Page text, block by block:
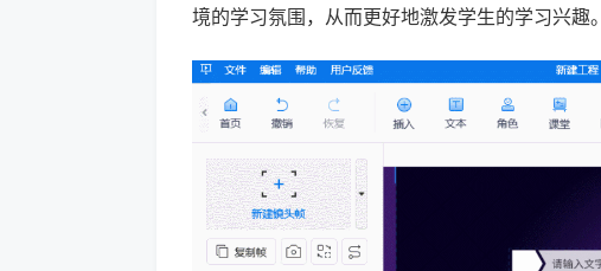
境的学习氛围，从而更好地激发学生的学习兴趣。